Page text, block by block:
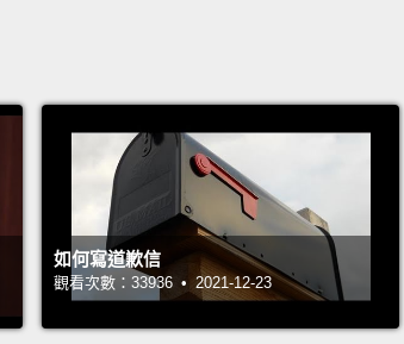
如何寫道歉信
觀看次數：33936 • 2021-12-23